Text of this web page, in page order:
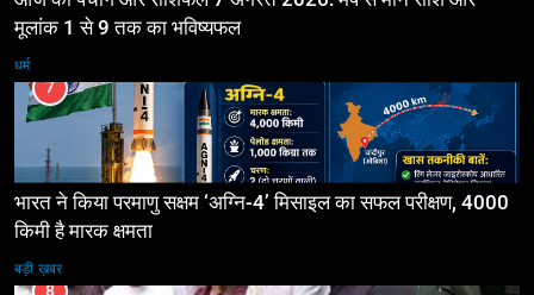
मूलांक 1 से 9 तक का भविष्यफल
धर्म
7
भारत ने किया परमाणु सक्षम ‘अग्नि-4’ मिसाइल का सफल परीक्षण, 4000
किमी है मारक क्षमता
बड़ी ख़बर
8